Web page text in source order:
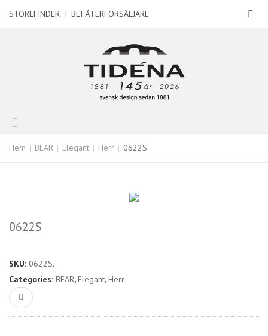
STOREFINDER | BLI ÅTERFÖRSÄLJARE
Hem BEAR Elegant Herr 0622S
0622S
SKU: 0622S.
Categories: BEAR,Elegant,Herr